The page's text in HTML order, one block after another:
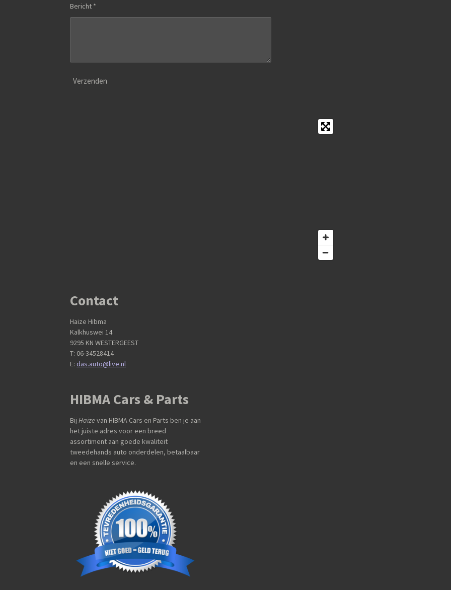
Bericht *
Verzenden
Contact
Haize Hibma
Kalkhuswei 14
9295 KN WESTERGEEST
T: 06-34528414
E: das.auto@live.nl
HIBMA Cars & Parts
Bij Haizevan HIBMA Cars en Parts ben je aan
het juiste adres voor een breed
assortiment aan goede kwaliteit
tweedehands auto onderdelen, betaalbaar
en een snelle service.